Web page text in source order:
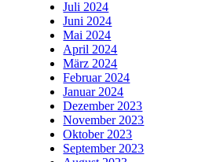
Juli 2024
Juni 2024
Mai 2024
April 2024
März 2024
Februar 2024
Januar 2024
Dezember 2023
November 2023
Oktober 2023
September 2023